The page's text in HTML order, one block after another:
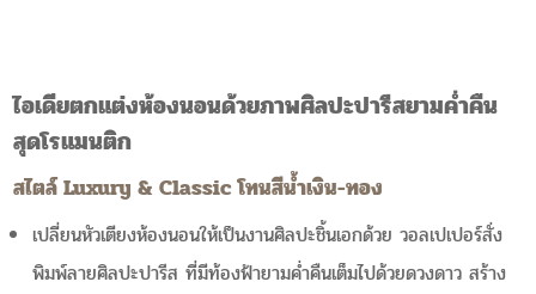
ไอเดียตกแต่งห้องนอนด้วยภาพศิลปะปารีสยามค่ำคืน
สุดโรแมนติก
สไตล์ Luxury & Classic โทนสีน้ำเงิน-ทอง
เปลี่ยนหัวเตียงห้องนอนให้เป็นงานศิลปะชิ้นเอกด้วย วอลเปเปอร์สั่ง
พิมพ์ลายศิลปะปารีส ที่มีท้องฟ้ายามค่ำคืนเต็มไปด้วยดวงดาว สร้าง